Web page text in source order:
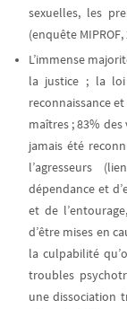
sexuelles, les
(enquête MIPROF,
L’immense
la justice ; la
reconnaissance
maîtres ; 83%
jamais été
l’agresseurs
dépendance et
et de
d’être mises en
la culpabilité
troubles
une dissociation